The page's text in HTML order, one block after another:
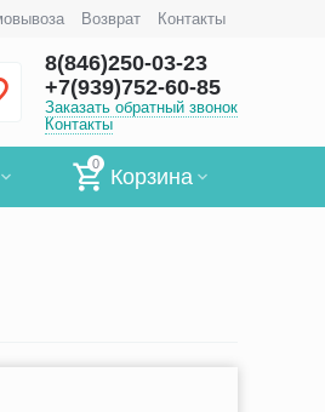
Возврат Контакты
8(846)250-03-23
+7(939)752-60-85
Заказать обратный звонок
Контакты
0
Корзина